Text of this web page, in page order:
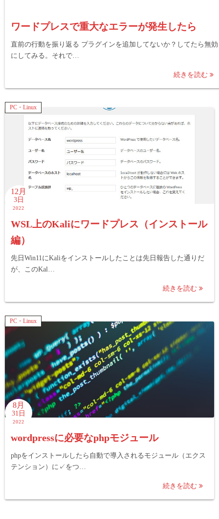
ワードプレスで重大なエラーが発生したら
直前の行動を振り返る プラグインを追加してないか？してたら無効
にしてみる。それで…
続きを読む
PC・Linux
12月
3日
2022
WSL上のKaliにワードプレス（インストール
編）
先日Win11にKaliをインストールしたことは先日報告した通りだ
が、このKal…
続きを読む
PC・Linux
8月
31日
2022
wordpressに必要なphpモジュール
phpをインストールしたら自動で導入されるモジュール（エクス
テンション）に✓をつ…
続きを読む